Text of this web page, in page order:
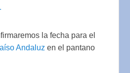
la fecha para el
Andaluz en el pantano